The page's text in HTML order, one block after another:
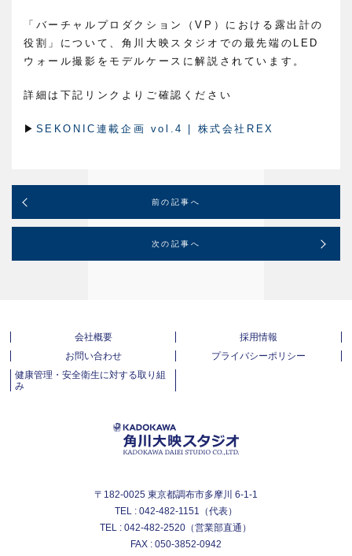
「バーチャルプロダクション（VP）における露出計の
役割」について、 角川大映スタジオでの最先端のLED
ウォール撮影をモデルケースに解説されています。
詳細は下記リンクよりご確認ください
▶ SEKONIC連載企画 vol.4 | 株式会社REX
前の記事へ
次の記事へ
会社概要
採用情報
お問い合わせ
プライバシーポリシー
健康管理・安全衛生に対する取り組
み
〒182-0025 東京都調布市多摩川 6-1-1
TEL : 042-482-1151（代表）
TEL : 042-482-2520（営業部直通）
FAX : 050-3852-0942